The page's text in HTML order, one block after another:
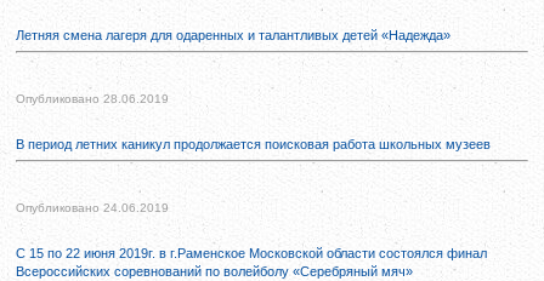
Летняя смена лагеря для одаренных и талантливых детей «Надежда»
Опубликовано 28.06.2019
В период летних каникул продолжается поисковая работа школьных музеев
Опубликовано 24.06.2019
С 15 по 22 июня 2019г. в г.Раменское Московской области состоялся финал
Всероссийских соревнований по волейболу «Серебряный мяч»